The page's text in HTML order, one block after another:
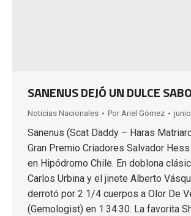
SANENUS DEJÓ UN DULCE
Noticias Nacionales Por Ariel Gómez
Sanenus (Scat Daddy – Haras
Gran Premio Criadores Salvador
en Hipódromo Chile. En doblona
Carlos Urbina y el jinete Alberto
derrotó por 2 1/4 cuerpos a Olor De
(Gemologist) en 1.34.30. La favorita